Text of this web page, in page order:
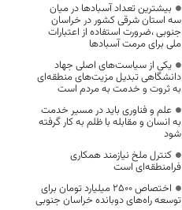
بیشترین تعداد آسبادها در میان
سه استان شرقی کشور در خراسان
جنوبی ،ضرورت استفاده از اعتبارات
ملی برای مرمت آسبادها
یکی از سیاست‌های اصلی جهاد
دانشگاهی تبدیل مزیت‌های منطقه‌ای
به ثروت و خدمت به مردم است
علم و فناوری باید در مسیر خدمت
به انسان و مقابله با ظلم به کار گرفته
شود
کنترل ملخ نیازمند همکاری
فرامنطقه‌ای است
اختصاص 2500 میلیارد تومان برای
توسعه راه‌های دوبانده خراسان جنوبی